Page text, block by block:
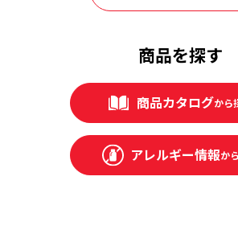
商品を探す
商品カタログから
アレルギー情報か